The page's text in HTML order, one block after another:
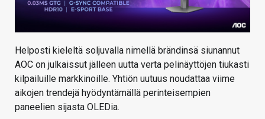
Helposti kieleltä soljuvalla nimellä brändinsä siunannut
AOC on julkaissut jälleen uutta verta pelinäyttöjen tiukasti
kilpailuille markkinoille. Yhtiön uutuus noudattaa viime
aikojen trendejä hyödyntämällä perinteisempien
paneelien sijasta OLEDia.